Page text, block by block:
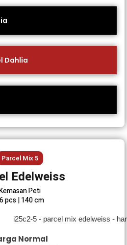
Dahlia
Parcel Mix 5
Edelweiss
Peti
pcs | 140 cm
Normal